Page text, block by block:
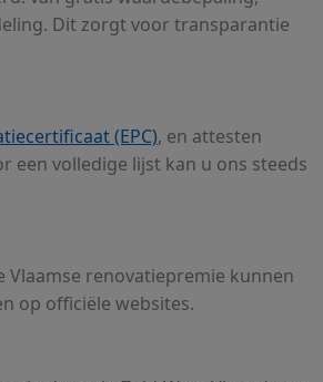
Dit zorgt voor transparantie
(EPC), en attesten
een volledige lijst kan u ons steeds
renovatiepremie kunnen
op officiële websites.